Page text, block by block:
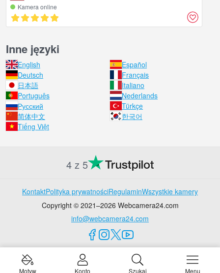
Kamera online
Inne języki
English
Español
Deutsch
Français
日本語
Italiano
Português
Nederlands
Русский
Türkçe
简体中文
한국어
Tiếng Việt
4 z 5
KontaktPolityka prywatnościRegulaminWszystkie kamery
Copyright © 2021–2026 Webcamera24.com
info@webcamera24.com
Motyw Konto Szukaj Menu